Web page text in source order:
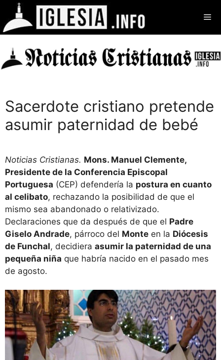
Saltar
contenido
Sacerdote cristiano pretende
asumir paternidad de bebé
Noticias Cristianas. Mons. Manuel Clemente,
Presidente de la Conferencia Episcopal
Portuguesa (CEP) defendería la postura en cuanto
al celibato, rechazando la posibilidad de que el
mismo sea abandonado o relativizado.
Declaraciones que da después de que el Padre
Giselo Andrade, párroco del Monte en la Diócesis
de Funchal, decidiera asumir la paternidad de una
pequeña niña que habría nacido en el pasado mes
de agosto.